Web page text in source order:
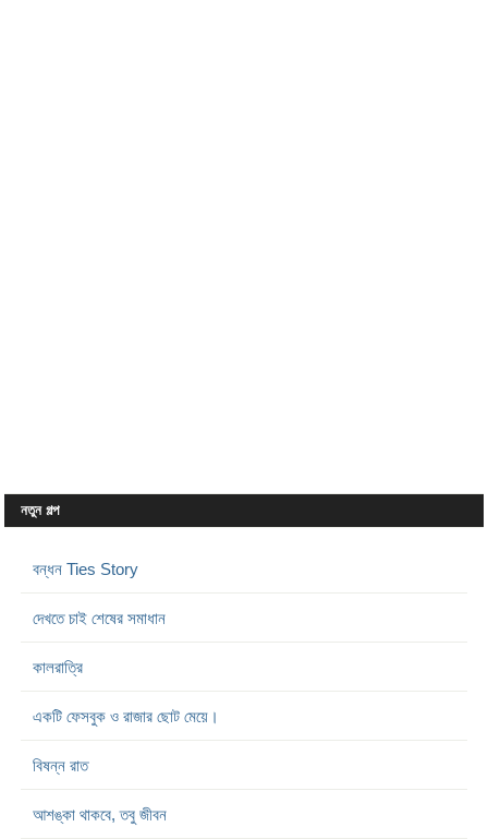
নতুন গল্প
বন্ধন Ties Story
দেখতে চাই শেষের সমাধান
কালরাত্রি
একটি ফেসবুক ও রাজার ছোট মেয়ে।
বিষন্ন রাত
আশঙ্কা থাকবে, তবু জীবন